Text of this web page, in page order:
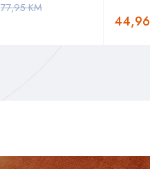
77,95KM
44,96